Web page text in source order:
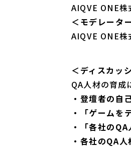
AIQVE ONE
＜モデレータ
AIQVE ONE
＜ディスカッ
QA人材の育成
・登壇者の自
・「ゲームを
・「各社の
・各社のQA